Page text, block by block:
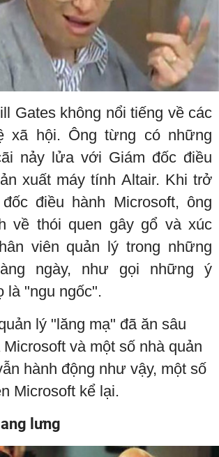
Gates không nổi tiếng về các
xã hội. Ông từng có những
nảy lửa với Giám đốc điều
xuất máy tính Altair. Khi trở
điều hành Microsoft, ông
về thói quen gây gổ và xúc
viên quản lý trong những
ngày, như gọi những ý
là "ngu ngốc".
lý "lăng mạ" đã ăn sâu
và một số nhà quản
hành động như vậy, một số
Microsoft kể lại.
lưng